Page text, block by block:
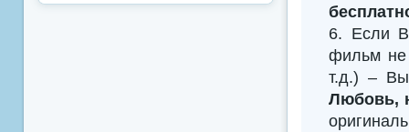
6. Если
фильм не
т.д.) –
Любовь,